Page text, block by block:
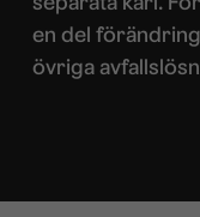
en del
övriga